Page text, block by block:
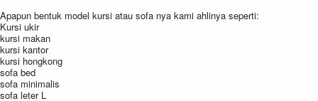
Apapun bentuk model kursi atau sofa nya kami ahlinya seperti:
Kursi ukir
kursi makan
kursi kantor
kursi hongkong
sofa bed
sofa minimalis
sofa leter L